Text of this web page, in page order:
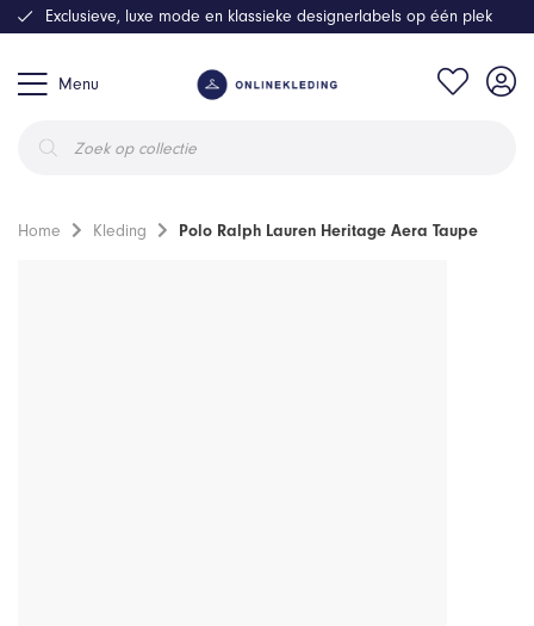
Menu
zoeken
Exclusieve, luxe mode en klassieke designerlabels op één plek
Home Kleding Polo Ralph Lauren Heritage Aera Taupe